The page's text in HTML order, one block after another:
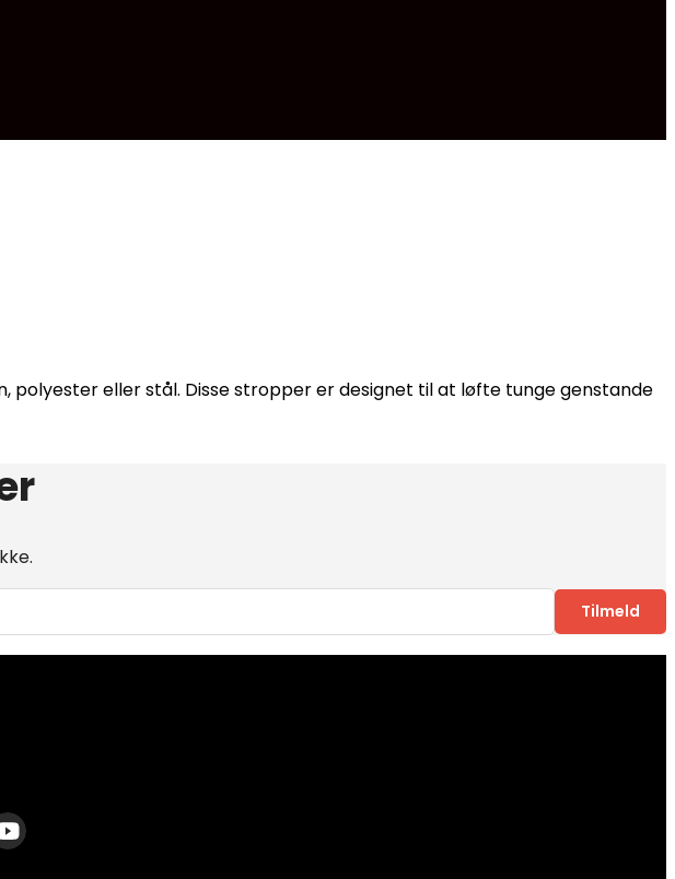
eller stål. Disse stropper er designet til at løfte tunge genstande
Tilmeld